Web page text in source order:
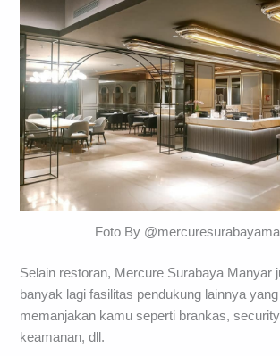
Foto By
Selain restoran, Mercure Surabaya Manyar
banyak lagi fasilitas pendukung lainnya
memanjakan kamu seperti brankas,
keamanan, dll.